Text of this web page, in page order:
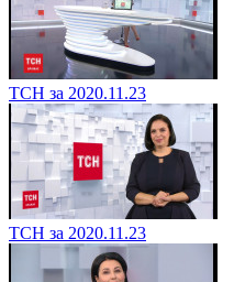
ТСН за 2020.11.23
ТСН за 2020.11.23